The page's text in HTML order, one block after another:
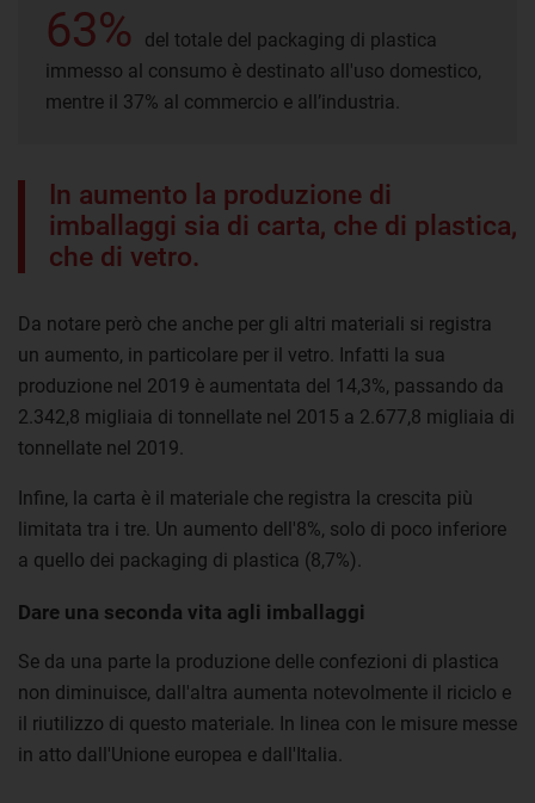
63%
del totale del packaging di plastica
immesso al consumo è destinato all'uso domestico,
mentre il 37% al commercio e all’industria.
In aumento la produzione di
imballaggi sia di carta, che di plastica,
che di vetro.
Da notare però che anche per gli altri materiali si registra
un aumento, in particolare per il vetro. Infatti la sua
produzione nel 2019 è aumentata del 14,3%, passando da
2.342,8 migliaia di tonnellate nel 2015 a 2.677,8 migliaia di
tonnellate nel 2019.
Infine, la carta è il materiale che registra la crescita più
limitata tra i tre. Un aumento dell'8%, solo di poco inferiore
a quello dei packaging di plastica (8,7%).
Dare una seconda vita agli imballaggi
Se da una parte la produzione delle confezioni di plastica
non diminuisce, dall'altra aumenta notevolmente il riciclo e
il riutilizzo di questo materiale. In linea con le misure messe
in atto dall'Unione europea e dall'Italia.